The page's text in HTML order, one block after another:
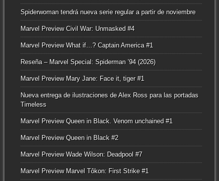
Spiderwoman tendrá nueva serie regular a partir de noviembre
Marvel Preview Civil War: Unmasked #4
Marvel Preview What if…? Captain America #1
Reseña – Marvel Special: Spiderman ’94 (2026)
Marvel Preview Mary Jane: Face it, tiger #1
Nueva entrega de ilustraciones de Alex Ross para las portadas
Timeless
Marvel Preview Queen in Black. Venom unchained #1
Marvel Preview Queen in Black #2
Marvel Preview Wade Wilson: Deadpool #7
Marvel Preview Marvel Tôkon: First Strike #1